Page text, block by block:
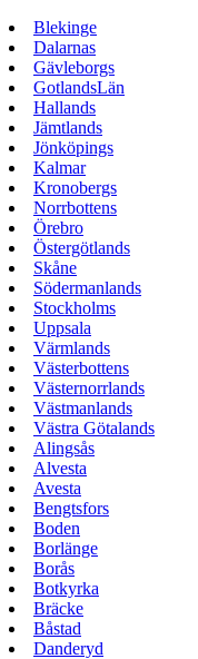
Blekinge
Dalarnas
Gävleborgs
GotlandsLän
Hallands
Jämtlands
Jönköpings
Kalmar
Kronobergs
Norrbottens
Örebro
Östergötlands
Skåne
Södermanlands
Stockholms
Uppsala
Värmlands
Västerbottens
Västernorrlands
Västmanlands
Västra Götalands
Alingsås
Alvesta
Avesta
Bengtsfors
Boden
Borlänge
Borås
Botkyrka
Bräcke
Båstad
Danderyd